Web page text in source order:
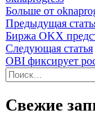
Больше от
Навигация
по
записям
Предыдущая
Биржа OKX
Следующая статья
OBI фиксирует
Найти:
Свежие